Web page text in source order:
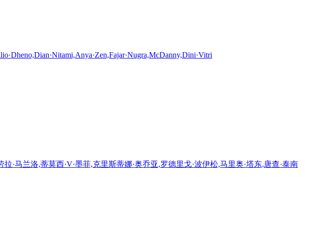
·马兰洛,蒂莫西·V·墨菲,克里斯蒂娜·奥乔亚,罗德里戈·波伊松,马里奥·塔东,唐查·泰南